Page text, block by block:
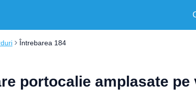
Întrebarea 184
portocalie amplasate